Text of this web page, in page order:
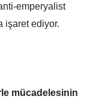
emperyalist
işaret ediyor.
mücadelesinin